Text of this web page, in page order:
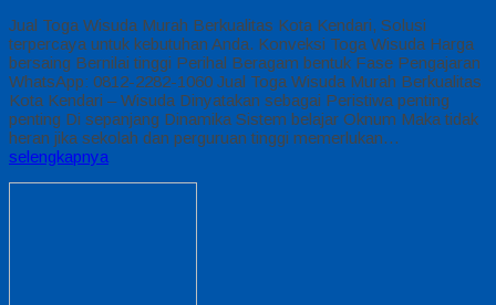
Jual Toga Wisuda Murah Berkualitas Kota Kendari, Solusi
terpercaya untuk kebutuhan Anda. Konveksi Toga Wisuda Harga
bersaing Bernilai tinggi Perihal Beragam bentuk Fase Pengajaran
WhatsApp: 0812-2282-1060 Jual Toga Wisuda Murah Berkualitas
Kota Kendari – Wisuda Dinyatakan sebagai Peristiwa penting
penting Di sepanjang Dinamika Sistem belajar Oknum Maka tidak
heran jika sekolah dan perguruan tinggi memerlukan…
selengkapnya